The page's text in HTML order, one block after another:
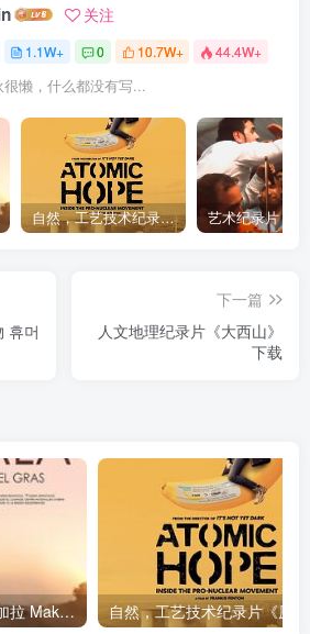
关注
1.1W+ 0 10.7W+ 44.4W+
很懒，什么都没有写...
自然，工艺技术纪录片《原子能的希望 Atomic Hope – Inside the Pro-Nuclear Movement》下载
휴머
下一篇
人文地理纪录片《大西山》
下载
社会生活纪录片《马加拉 Makala》下载